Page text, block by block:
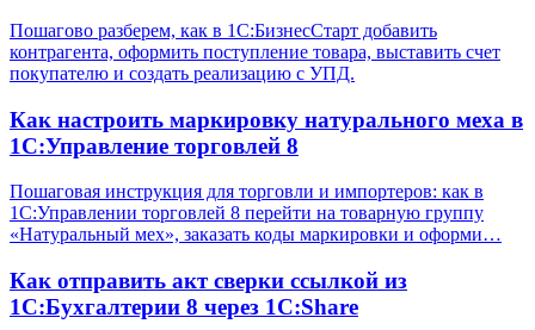
Пошагово разберем, как в 1С:БизнесСтарт добавить
контрагента, оформить поступление товара, выставить счет
покупателю и создать реализацию с УПД.
Как настроить маркировку натурального меха в
1С:Управление торговлей 8
Пошаговая инструкция для торговли и импортеров: как в
1С:Управлении торговлей 8 перейти на товарную группу
«Натуральный мех», заказать коды маркировки и оформи…
Как отправить акт сверки ссылкой из
1С:Бухгалтерии 8 через 1С:Share